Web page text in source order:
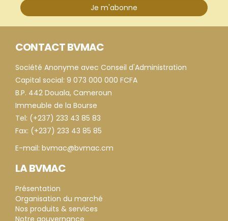
Je m'abonne
CONTACT BVMAC
Société Anonyme avec Conseil d'Administration
Capital social: 9 073 000 000 FCFA
B.P. 442 Douala, Cameroun
Immeuble de la Bourse
Tel: (+237) 233 43 85 83
Fax: (+237) 233 43 85 85
E-mail: bvmac@bvmac.cm
LA BVMAC
Présentation
Organisation du marché
Nos produits & services
Notre gouvernance